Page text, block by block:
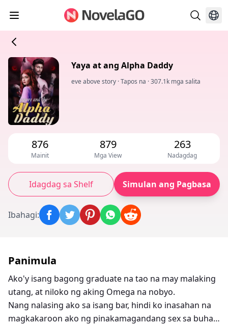
Yaya at ang Alpha Daddy
eve above story ·Tapos na ·307.1k mga salita
876
Mainit
879
Mga View
263
Nadagdag
Idagdag sa Shelf Simulan ang Pagbasa
Ibahagi:
Panimula
Ako'y isang bagong graduate na tao na may malaking
utang, at niloko ng aking Omega na nobyo.
Nang nalasing ako sa isang bar, hindi ko inasahan na
magkakaroon ako ng pinakamagandang sex sa buhay